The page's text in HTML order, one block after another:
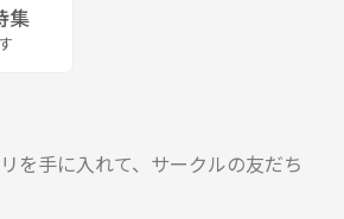
集
を手に入れて、サークルの友だち